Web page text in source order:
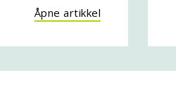
Åpne artikkel